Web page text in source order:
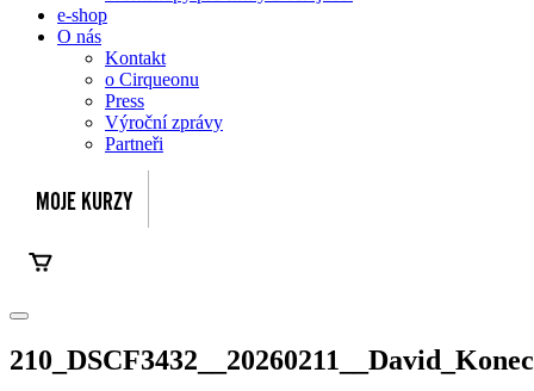
e-shop
O nás
Kontakt
o Cirqueonu
Press
Výroční zprávy
Partneři